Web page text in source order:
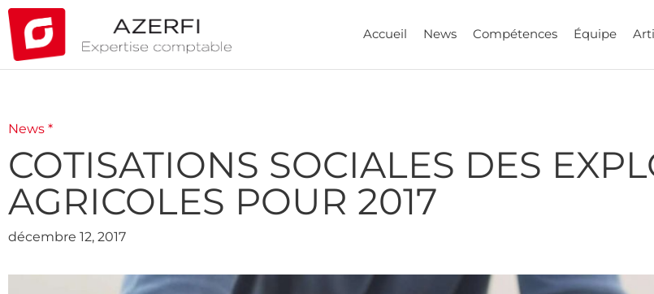
Accueil News Compétences Équipe
News *
COTISATIONS SOCIALES DES
AGRICOLES POUR 2017
décembre 12, 2017